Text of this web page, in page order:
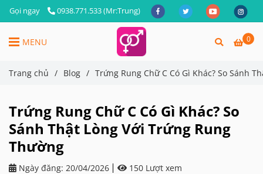
Gọi ngay 0938.771.533 (Mr:Trung)
0
MENU
Trang chủ / Blog / Trứng Rung Chữ C Có Gì Khác? So Sánh
Trứng Rung Chữ C Có Gì Khác? So
Sánh Thật Lòng Với Trứng Rung
Thường
Ngày đăng: 20/04/2026
150 Lượt xem